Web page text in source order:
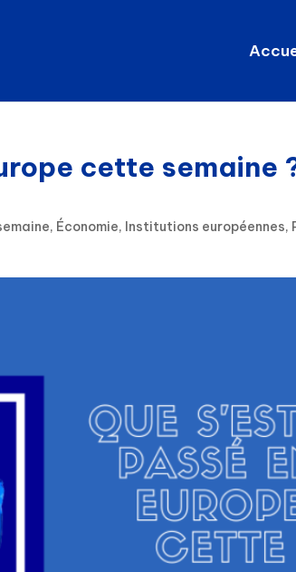
cette semaine
, Économie, Institutions européennes,